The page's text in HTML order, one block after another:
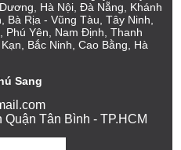
Hà Nội, Đà Nẵng, Khánh
Bà Rịa - Vũng Tàu, Tây Ninh,
Phú Yên, Nam Định, Thanh
Bắc Ninh, Cao Bằng, Hà
Sang
Tân Bình - TP.HCM